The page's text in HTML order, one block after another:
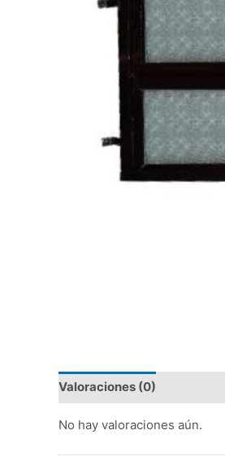
Valoraciones (0)
No hay valoraciones aún.